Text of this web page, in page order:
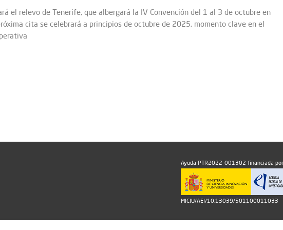
el relevo de Tenerife, que albergará la IV Convención del 1 al 3 de octubre en
cita se celebrará a principios de octubre de 2025, momento clave en el
Ayuda PTR2022-001302 financiada
MICIU/AEI/10.13039/501100011033